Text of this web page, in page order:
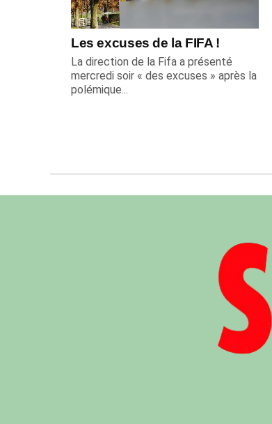
Les excuses de la FIFA !
La direction de la Fifa a présenté
mercredi soir « des excuses » après la
polémique...